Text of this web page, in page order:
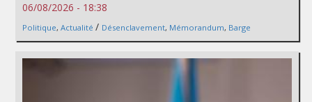
06/08/2026 - 18:38
Politique, Actualité / Désenclavement, Mémorandum, Barge